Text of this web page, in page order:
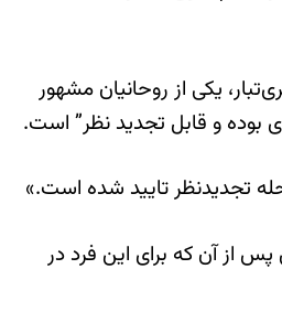
کرده بود که حکم اعدام مجید جعفری‌تبار، یکی از روحانیان مشهور
بوده و قابل تجدید نظر” است.
تجدیدنظر تایید شده است.»
از آن که برای این فرد در